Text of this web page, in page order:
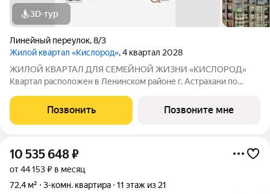
3D-тур
Линейный переулок,8/3
Жилой квартал «Кислород», 4 квартал 2028
ЖИЛОЙ КВАРТАЛ ДЛЯ СЕМЕЙНОЙ ЖИЗНИ «КИСЛОРОД»
Квартал расположен в Ленинском районе г. Астрахани по
«Кислорода» сдается в III квартале 2026 года. Масштаб
проекта можно оценить уже сейчас в отделе продаж,
Позвонить Позвоните мне
10 535 648₽
от 44 153 ₽ в месяц
72,4 м²
3-комн. квартира 11 этаж из 21